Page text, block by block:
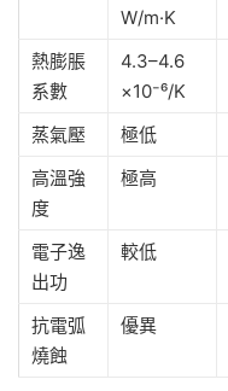
W/m·K
熱膨脹
系數
4.3–4.6
×10⁻⁶/K
蒸氣壓 極低
高溫強
度
極高
電子逸
出功
較低
抗電弧
燒蝕
優異